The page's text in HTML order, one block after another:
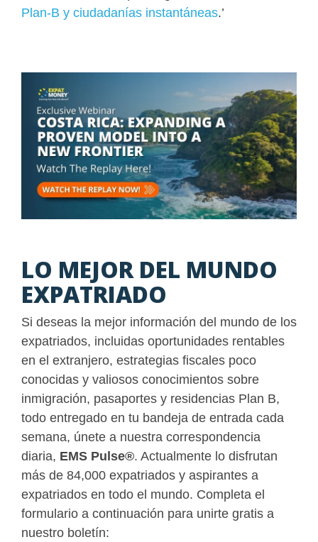
Plan-B y ciudadanías instantáneas.’
LO MEJOR DEL MUNDO
EXPATRIADO
Si deseas la mejor información del mundo de los
expatriados, incluidas oportunidades rentables
en el extranjero, estrategias fiscales poco
conocidas y valiosos conocimientos sobre
inmigración, pasaportes y residencias Plan B,
todo entregado en tu bandeja de entrada cada
semana, únete a nuestra correspondencia
diaria, EMS Pulse®. Actualmente lo disfrutan
más de 84,000 expatriados y aspirantes a
expatriados en todo el mundo. Completa el
formulario a continuación para unirte gratis a
nuestro boletín: